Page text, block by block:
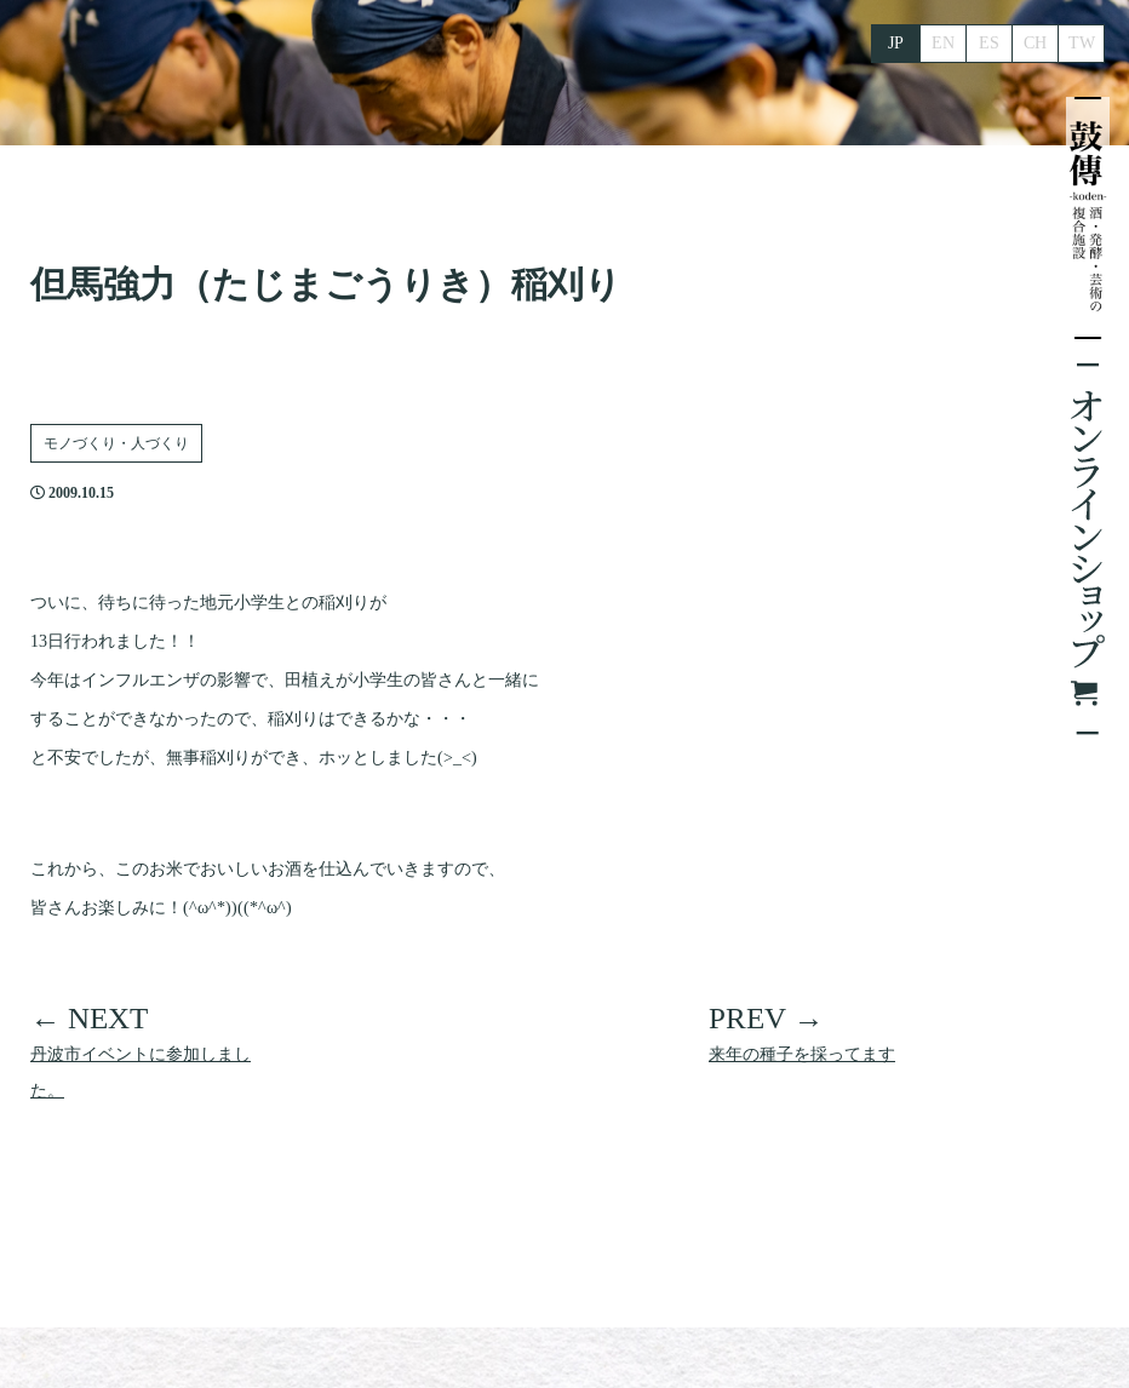
EN ES
JP CH TW
但馬強力（たじまごうりき）稲刈り
モノづくり・人づくり
2009.10.15
ついに、待ちに待った地元小学生との稲刈りが
13日行われました！！
今年はインフルエンザの影響で、田植えが小学生の皆さんと一緒に
することができなかったので、稲刈りはできるかな・・・
と不安でしたが、無事稲刈りができ、ホッとしました(>_<)
これから、このお米でおいしいお酒を仕込んでいきますので、
皆さんお楽しみに！(^ω^*))((*^ω^)
丹波市イベントに参加しまし
た。
来年の種子を採ってます